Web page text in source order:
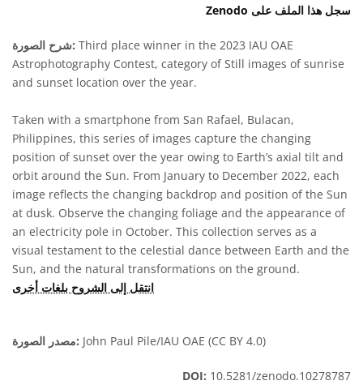
سجل هذا الملف على Zenodo
شرح الصورة: Third place winner in the 2023 IAU OAE
Astrophotography Contest, category of Still images of sunrise
and sunset location over the year.
Taken with a smartphone from San Rafael, Bulacan,
Philippines, this series of images capture the changing
position of sunset over the year owing to Earth’s axial tilt and
orbit around the Sun. From January to December 2022, each
image reflects the changing backdrop and position of the Sun
at dusk. Observe the changing foliage and the appearance of
an electricity pole in October. This collection serves as a
visual testament to the celestial dance between Earth and the
Sun, and the natural transformations on the ground.
انتقل إلى الشروح بلغات أخرى
مصدر الصورة: John Paul Pile/IAU OAE (CC BY 4.0)
DOI: 10.5281/zenodo.10278787